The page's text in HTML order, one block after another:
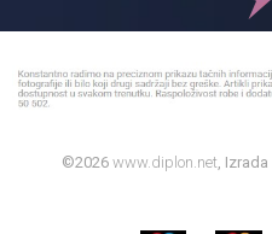
©2026 www.diplon.net , Izrada